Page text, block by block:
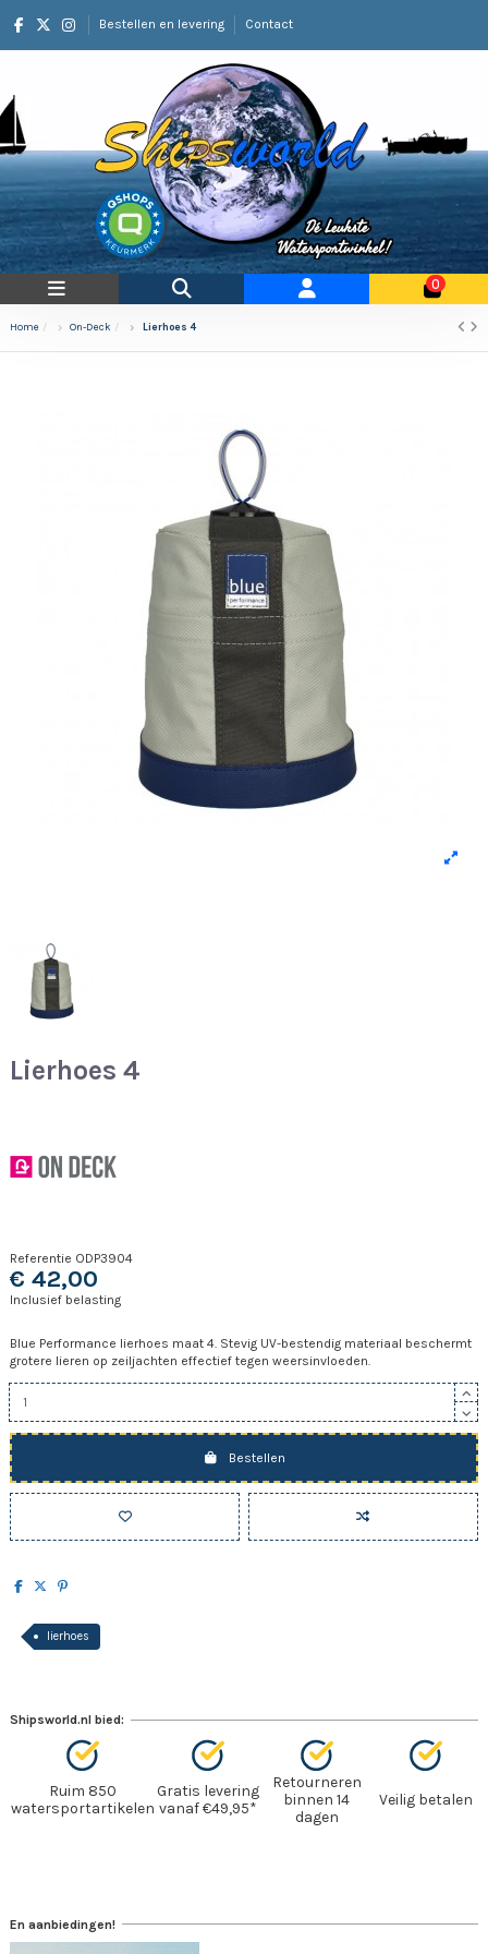
Bestellen en levering Contact
0
Home On-Deck Lierhoes 4
Lierhoes 4
Referentie ODP3904
€ 42,00
Inclusief belasting
Blue Performance lierhoes maat 4. Stevig UV-bestendig materiaal beschermt
grotere lieren op zeiljachten effectief tegen weersinvloeden.
Bestellen
lierhoes
Shipsworld.nl bied:
Ruim 850
watersportartikelen
Gratis levering
vanaf €49,95*
Retourneren
binnen 14
dagen
Veilig betalen
En aanbiedingen!